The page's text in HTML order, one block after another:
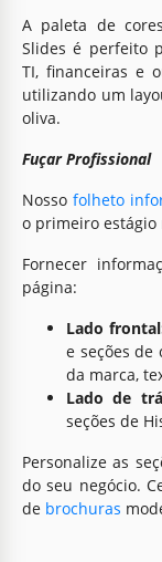
A paleta de
Slides é perfeito
TI, financeiras e
utilizando um
oliva.
Fuçar Profissional
Nossofolheto
o primeiro estágio
Fornecer
página:
Lado
e seções de
da marca,
Lado de
seções de
Personalize as
do seu negócio.
de brochuras